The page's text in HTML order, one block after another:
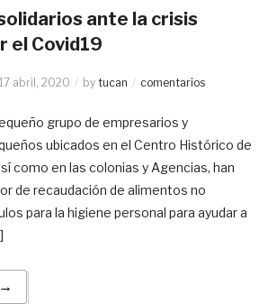
ante la crisis
el Covid19
17 abril, 2020 by tucan comentarios
grupo de empresarios y
ubicados en el Centro Histórico de
como en las colonias y Agencias, han
de recaudación de alimentos no
para la higiene personal para ayudar a